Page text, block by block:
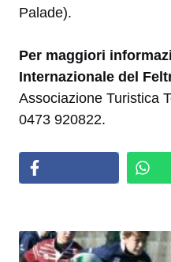
Palade).
Per maggiori
Internazionale del
Associazione Turistica
0473 920822.